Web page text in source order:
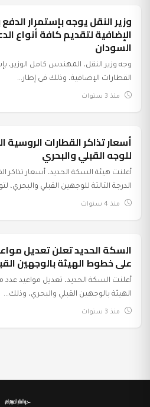
عرب وعالم
وزير النقل يوجه بإستمرار
الإضافية لتقديم كافة أنواع
السودان
وجه وزير النقل، المهندس كامل الوزير،
القطارات الإضافية، وذلك فى إطار...
منذ 3 سنوات
عرب وعالم
أسعار تذاكر القطارات الروسية
للوجه القبلي والبحري
أعلنت هيئة السكة الحديد، أسعار تذاكر
الدرجة الثالثة للوجهين القبلي والبحري،
منذ 4 سنوات
عرب وعالم
السكة الحديد تعلن تعديل
على خطوط الهيئة بالوجهين
أعلنت السكة الحديد، تعديل مواعيد
الهيئة بالوجهين القبلي والبحري، وذلك...
منذ 3 سنوات